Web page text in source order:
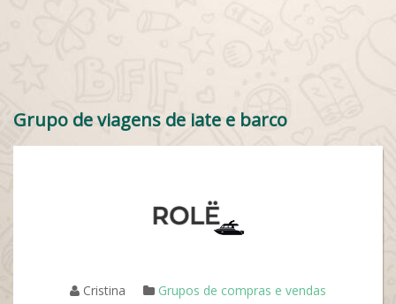
Grupo de viagens de iate e barco
Cristina
Grupos de compras e vendas